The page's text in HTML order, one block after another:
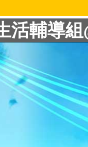
育相關法令
活輔導組